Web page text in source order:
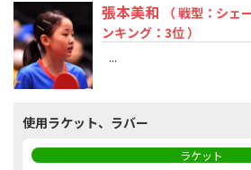
張本美和
（ 戦型：シェ
ンキング：3位 ）
...
使用ラケット、ラバー
ラケット